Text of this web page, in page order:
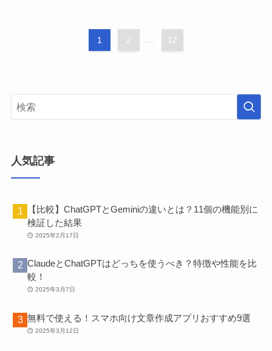
1 2 ... 12
人気記事
【比較】ChatGPTとGeminiの違いとは？11個の機能別に
検証した結果
2025年2月17日
ClaudeとChatGPTはどっちを使うべき？特徴や性能を比
較！
2025年3月7日
無料で使える！スマホ向け文章作成アプリおすすめ9選
2025年3月12日